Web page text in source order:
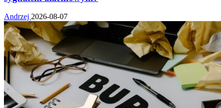
Andrzej 2026-08-07